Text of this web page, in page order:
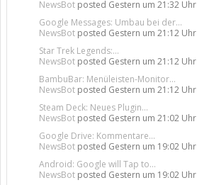
NewsBot posted Gestern um 21:32 Uhr
Google Messages: Umbau bei der...
NewsBot posted Gestern um 21:12 Uhr
Star Trek Legends:...
NewsBot posted Gestern um 21:12 Uhr
BambuBar: Menüleisten-Monitor...
NewsBot posted Gestern um 21:12 Uhr
Steam Deck: Neues Plugin...
NewsBot posted Gestern um 21:02 Uhr
Google Drive: Kommentare...
NewsBot posted Gestern um 19:02 Uhr
Android: Google will Tap to...
NewsBot posted Gestern um 19:02 Uhr